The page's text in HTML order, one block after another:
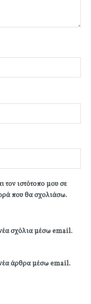
ιστότοπο μου σε
που θα σχολιάσω.
σχόλια μέσω email.
άρθρα μέσω email.